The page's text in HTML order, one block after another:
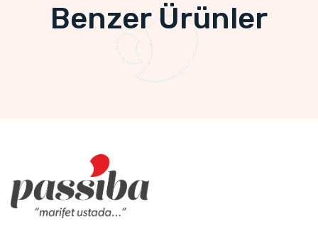
Benzer Ürünler